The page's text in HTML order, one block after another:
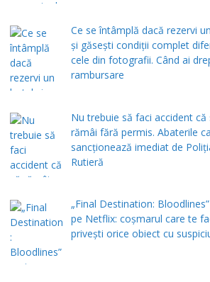
Ce se întâmplă dacă rezervi
și găsești condiții complet
cele din fotografii. Când ai
rambursare
Nu trebuie să faci accident că
rămâi fără permis. Abaterile
sancționează imediat de
Rutieră
„Final Destination:
pe Netflix: coșmarul care te
privești orice obiect cu